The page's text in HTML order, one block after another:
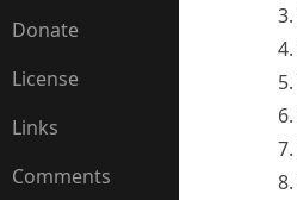
Donate
License
Links
Comments